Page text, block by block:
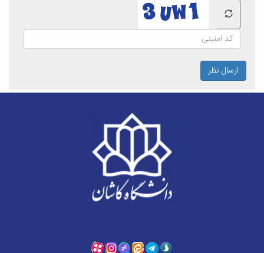
ارسال نظر